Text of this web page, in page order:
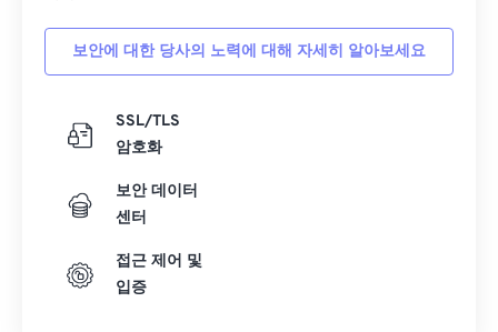
보안에 대한 당사의 노력에 대해 자세히 알아보세요
SSL/TLS
암호화
보안 데이터
센터
접근 제어 및
입증